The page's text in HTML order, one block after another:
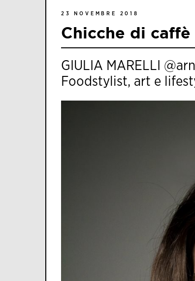
23 NOVEMBRE 2018
Chicche di
GIULIA MARELLI
Foodstylist, art e